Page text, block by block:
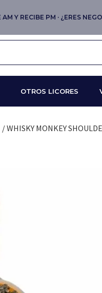
Y RECIBE PM · ¿ERES
OTROS LICORES
/ WHISKY MONKEY